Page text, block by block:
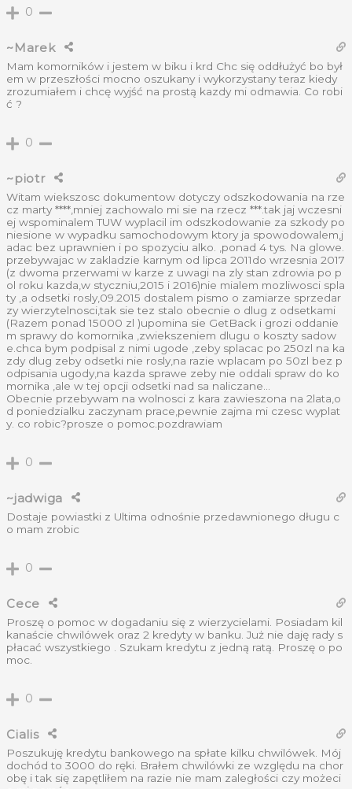
0
~Marek
Mam komorników i jestem w biku i krd Chc się oddłużyć bo był
em w przeszłości mocno oszukany i wykorzystany teraz kiedy
zrozumiałem i chcę wyjść na prostą kazdy mi odmawia. Co robi
ć ?
0
~piotr
Witam wiekszosc dokumentow dotyczy odszkodowania na rze
cz marty ****,mniej zachowalo mi sie na rzecz ***.tak jaj wczesni
ej wspominalem TUW wyplacil im odszkodowanie za szkody po
niesione w wypadku samochodowym ktory ja spowodowalem,j
adac bez uprawnien i po spozyciu alko. ,ponad 4 tys. Na glowe.
przebywajac w zakladzie karnym od lipca 2011do wrzesnia 2017
(z dwoma przerwami w karze z uwagi na zly stan zdrowia po p
ol roku kazda,w styczniu,2015 i 2016)nie mialem mozliwosci spla
ty ,a odsetki rosly,09.2015 dostalem pismo o zamiarze sprzedar
zy wierzytelnosci,tak sie tez stalo obecnie o dlug z odsetkami
(Razem ponad 15000 zl )upomina sie GetBack i grozi oddanie
m sprawy do komornika ,zwiekszeniem dlugu o koszty sadow
e.chca bym podpisal z nimi ugode ,zeby splacac po 250zl na ka
zdy dlug zeby odsetki nie rosly,na razie wplacam po 50zl bez p
odpisania ugody,na kazda sprawe zeby nie oddali spraw do ko
mornika ,ale w tej opcji odsetki nad sa naliczane…
Obecnie przebywam na wolnosci z kara zawieszona na 2lata,o
d poniedzialku zaczynam prace,pewnie zajma mi czesc wyplat
y. co robic?prosze o pomoc.pozdrawiam
0
~jadwiga
Dostaje powiastki z Ultima odnośnie przedawnionego długu c
o mam zrobic
0
Cece
Proszę o pomoc w dogadaniu się z wierzycielami. Posiadam kil
kanaście chwilówek oraz 2 kredyty w banku. Już nie daję rady s
płacać wszystkiego . Szukam kredytu z jedną ratą. Proszę o po
moc.
0
Cialis
Poszukuję kredytu bankowego na spłate kilku chwilówek. Mój
dochód to 3000 do ręki. Brałem chwilówki ze względu na chor
obę i tak się zapętliłem na razie nie mam zaległości czy możeci